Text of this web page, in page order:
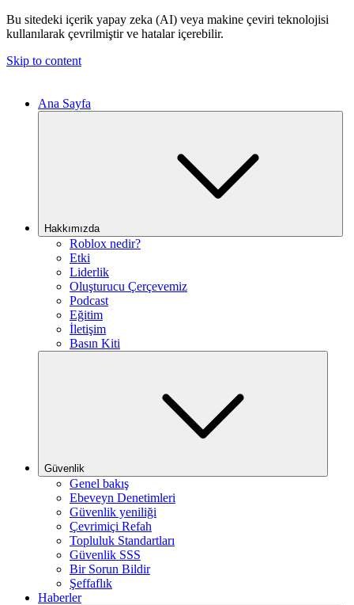
Bu sitedeki içerik yapay zeka (AI) veya makine çeviri teknolojisi
kullanılarak çevrilmiştir ve hatalar içerebilir.
Skip to content
Ana Sayfa
Hakkımızda
Roblox nedir?
Etki
Liderlik
Oluşturucu Çerçevemiz
Podcast
Eğitim
İletişim
Basın Kiti
Güvenlik
Genel bakış
Ebeveyn Denetimleri
Güvenlik yeniliği
Çevrimiçi Refah
Topluluk Standartları
Güvenlik SSS
Bir Sorun Bildir
Şeffaflık
Haberler